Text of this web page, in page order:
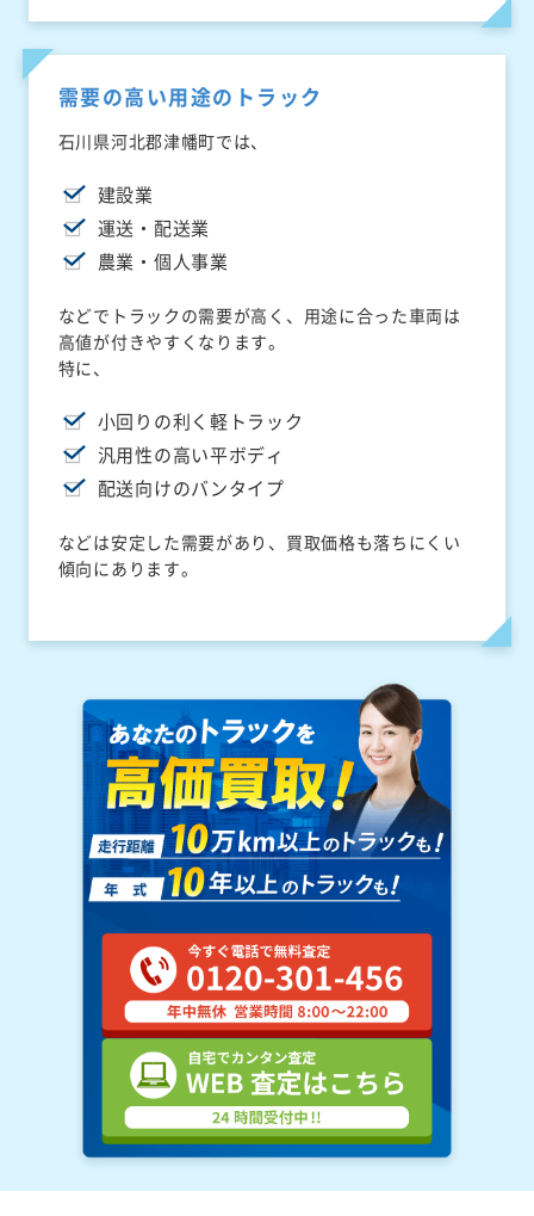
需要の高い用途のトラック
石川県河北郡津幡町では、
建設業
運送・配送業
農業・個人事業
などでトラックの需要が高く、用途に合った車両は
高値が付きやすくなります。
特に、
小回りの利く軽トラック
汎用性の高い平ボディ
配送向けのバンタイプ
などは安定した需要があり、買取価格も落ちにくい
傾向にあります。